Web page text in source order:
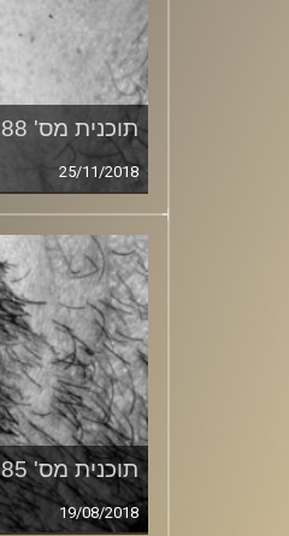
תוכנית מס' 88
25/11/2018
תוכנית מס' 85
19/08/2018